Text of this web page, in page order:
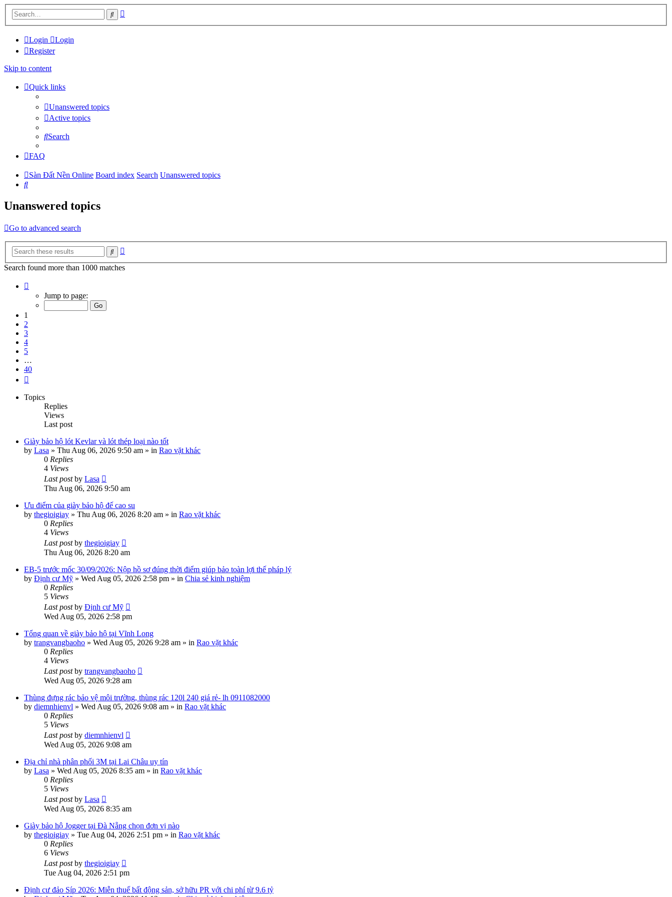
Search
Login
Login
Register
Skip to content
Quick links
Unanswered topics
Active topics
Search
FAQ
Sàn Đất Nền Online Board index Search Unanswered topics
Search
Unanswered topics
Go to advanced search
Search
Search found more than 1000 matches
Jump to page:
1
2
3
4
5
…
40
Topics
Replies
Views
Last post
Giày bảo hộ lót Kevlar và lót thép loại nào tốt
by Lasa » Thu Aug 06, 2026 9:50 am » in Rao vặt khác
0 Replies
4 Views
Last postby Lasa
Thu Aug 06, 2026 9:50 am
Ưu điểm của giày bảo hộ đế cao su
by thegioigiay » Thu Aug 06, 2026 8:20 am » in Rao vặt khác
0 Replies
4 Views
Last postby thegioigiay
Thu Aug 06, 2026 8:20 am
EB-5 trước mốc 30/09/2026: Nộp hồ sơ đúng thời điểm giúp bảo toàn lợi thế pháp lý
by Định cư Mỹ » Wed Aug 05, 2026 2:58 pm » in Chia sẻ kinh nghiệm
0 Replies
5 Views
Last postby Định cư Mỹ
Wed Aug 05, 2026 2:58 pm
Tổng quan về giày bảo hộ tại Vĩnh Long
by trangvangbaoho » Wed Aug 05, 2026 9:28 am » in Rao vặt khác
0 Replies
4 Views
Last postby trangvangbaoho
Wed Aug 05, 2026 9:28 am
Thùng đựng rác bảo vệ môi trường, thùng rác 120l 240 giá rẻ- lh 0911082000
by diemnhienvl » Wed Aug 05, 2026 9:08 am » in Rao vặt khác
0 Replies
5 Views
Last postby diemnhienvl
Wed Aug 05, 2026 9:08 am
Địa chỉ nhà phân phối 3M tại Lai Châu uy tín
by Lasa » Wed Aug 05, 2026 8:35 am » in Rao vặt khác
0 Replies
5 Views
Last postby Lasa
Wed Aug 05, 2026 8:35 am
Giày bảo hộ Jogger tại Đà Nẵng chọn đơn vị nào
by thegioigiay » Tue Aug 04, 2026 2:51 pm » in Rao vặt khác
0 Replies
6 Views
Last postby thegioigiay
Tue Aug 04, 2026 2:51 pm
Định cư đảo Síp 2026: Miễn thuế bất động sản, sở hữu PR với chi phí từ 9.6 tỷ